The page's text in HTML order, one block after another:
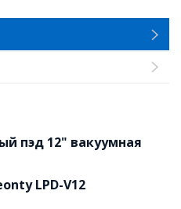
пэд 12" вакуумная
LPD-V12